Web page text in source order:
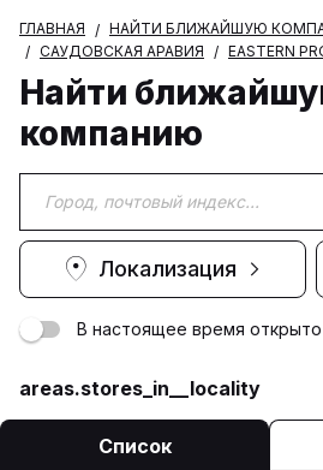
ГЛАВНАЯ
НАЙТИ БЛИЖАЙШУЮ
САУДОВСКАЯ АРАВИЯ
EASTERN
Найти
компанию
Локализация
В настоящее время открыто
areas.stores_in__locality
Список